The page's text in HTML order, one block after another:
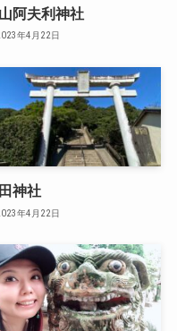
阿夫利神社
年4月22日
神社
年4月22日